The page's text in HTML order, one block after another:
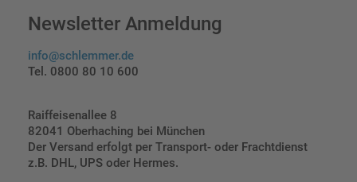
Newsletter Anmeldung
info@schlemmer.de
Tel. 0800 80 10 600
Raiffeisenallee 8
82041 Oberhaching bei München
Der Versand erfolgt per Transport- oder Frachtdienst
z.B. DHL, UPS oder Hermes.